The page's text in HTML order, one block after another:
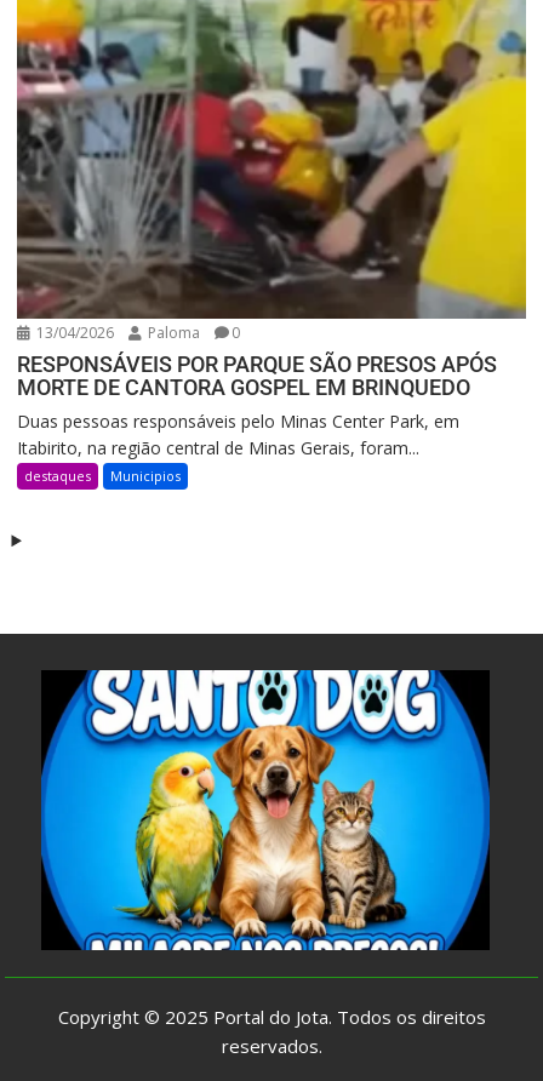
13/04/2026 Paloma 0
RESPONSÁVEIS POR PARQUE SÃO PRESOS APÓS
MORTE DE CANTORA GOSPEL EM BRINQUEDO
Duas pessoas responsáveis pelo Minas Center Park, em
Itabirito, na região central de Minas Gerais, foram...
destaques Municipios
Copyright © 2025 Portal do Jota. Todos os direitos
reservados.